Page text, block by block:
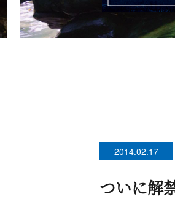
2014.02.17
ついに解